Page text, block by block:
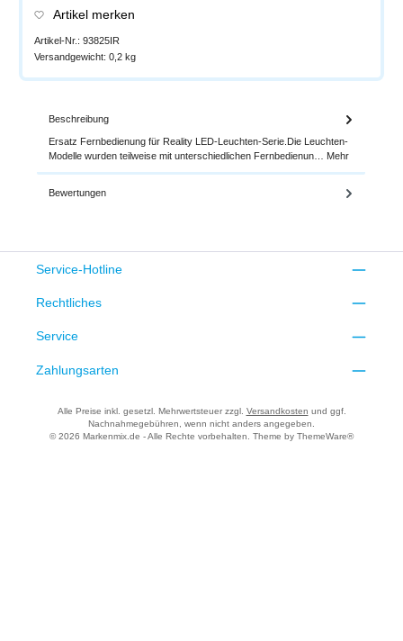
Artikel merken
Artikel-Nr.: 93825IR
Versandgewicht: 0,2 kg
Beschreibung
Ersatz Fernbedienung für Reality LED-Leuchten-Serie.Die Leuchten-
Modelle wurden teilweise mit unterschiedlichen Fernbedienun… Mehr
Bewertungen
Service-Hotline
Rechtliches
Service
Zahlungsarten
Alle Preise inkl. gesetzl. Mehrwertsteuer zzgl. Versandkosten und ggf.
Nachnahmegebühren, wenn nicht anders angegeben.
© 2026 Markenmix.de - Alle Rechte vorbehalten. Theme by ThemeWare®